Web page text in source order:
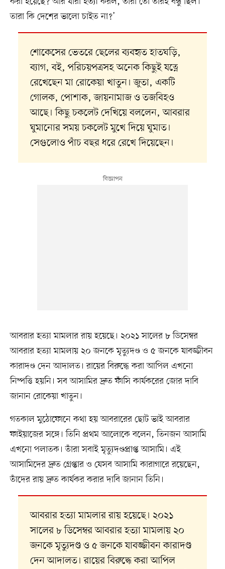
তারা কি দেশের ভালো চাইত না?’
শোকেসের ভেতরে ছেলের ব্যবহৃত হাতঘড়ি,
ব্যাগ, বই, পরিচয়পত্রসহ অনেক কিছুই যত্নে
রেখেছেন মা রোকেয়া খাতুন। জুতা, একটি
গোলক, পোশাক, জায়নামাজ ও তজবিহও
আছে। কিছু চকলেট দেখিয়ে বললেন, আবরার
ঘুমানোর সময় চকলেট মুখে দিয়ে ঘুমাত।
সেগুলোও পাঁচ বছর ধরে রেখে দিয়েছেন।
আবরার হত্যা মামলার রায় হয়েছে। ২০২১ সালের ৮ ডিসেম্বর
আবরার হত্যা মামলায় ২০ জনকে মৃত্যুদণ্ড ও ৫ জনকে যাবজ্জীবন
কারাদণ্ড দেন আদালত। রায়ের বিরুদ্ধে করা আপিল এখনো
নিষ্পত্তি হয়নি। সব আসামির দ্রুত ফাঁসি কার্যকরের জোর দাবি
জানান রোকেয়া খাতুন।
গতকাল মুঠোফোনে কথা হয় আবরারের ছোট ভাই আবরার
ফাইয়াজের সঙ্গে। তিনি প্রথম আলোকে বলেন, তিনজন আসামি
এখনো পলাতক। তাঁরা সবাই মৃত্যুদণ্ডপ্রাপ্ত আসামি। এই
আসামিদের দ্রুত গ্রেপ্তার ও যেসব আসামি কারাগারে রয়েছেন,
তাঁদের রায় দ্রুত কার্যকর করার দাবি জানান তিনি।
আবরার হত্যা মামলার রায় হয়েছে। ২০২১
সালের ৮ ডিসেম্বর আবরার হত্যা মামলায় ২০
জনকে মৃত্যুদণ্ড ও ৫ জনকে যাবজ্জীবন কারাদণ্ড
দেন আদালত। রায়ের বিরুদ্ধে করা আপিল